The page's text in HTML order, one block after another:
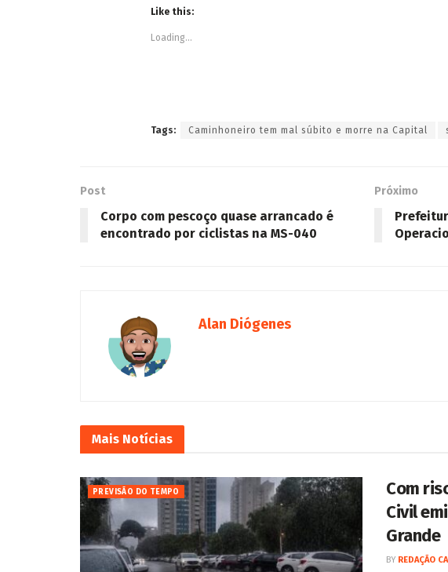
Like this:
Loading...
Tags: Caminhoneiro tem mal súbito e morre na Capital
Post
Corpo com pescoço quase arrancado é
encontrado por ciclistas na MS-040
Próximo
Alan Diógenes
Mais Notícias
PREVISÃO DO TEMPO
Com
Civil
Grande
BY REDAÇÃO